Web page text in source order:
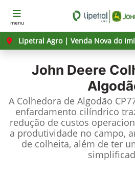
menu
Lipetral Agro | Venda Nova do
John Deere
A Colhedora de Algodão
enfardamento cilíndrico
redução de custos
a produtividade no campo,
de colheita, além de ter